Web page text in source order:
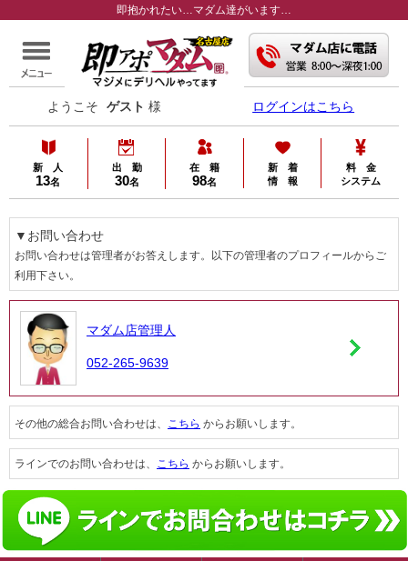
即抱かれたい…マダム達がいます…
ようこそ ゲスト 様 ログインはこちら
新 人
13名
出 勤
30名
在 籍
98名
新 着
情 報
料 金
システム
▼お問い合わせ
お問い合わせは管理者がお答えします。以下の管理者のプロフィールからご
利用下さい。
マダム店管理人
052-265-9639
その他の総合お問い合わせは、 こちら からお願いします。
ラインでのお問い合わせは、 こちら からお願いします。